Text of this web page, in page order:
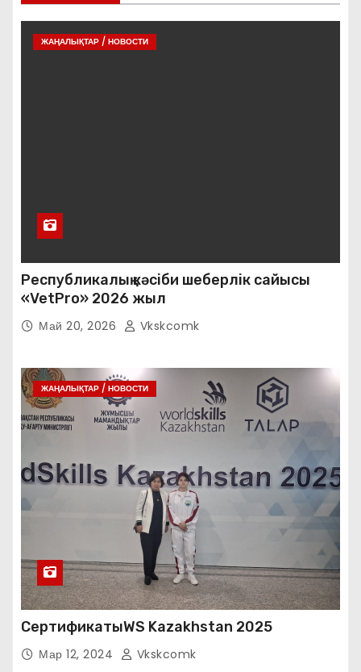
ЖАҢАЛЫҚТАР / НОВОСТИ
Республикалық кәсіби шеберлік сайысы
«VetPro» 2026 жыл
Май 20, 2026 Vkskcomk
ЖАҢАЛЫҚТАР / НОВОСТИ
СертификатыWS Kazakhstan 2025
Мар 12, 2024 Vkskcomk